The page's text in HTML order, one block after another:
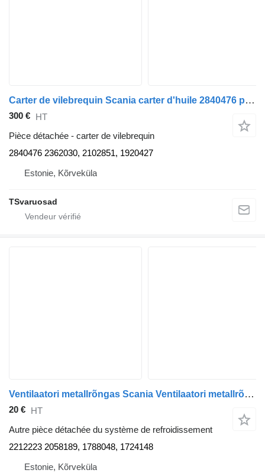
Carter de vilebrequin Scania carter d'huile 2840476 pour tracteur routier Scania G450
300 € HT
Pièce détachée - carter de vilebrequin
2840476 2362030, 2102851, 1920427
Estonie, Kõrveküla
TSvaruosad
Ventilaatori metallrõngas Scania Ventilaatori metallrõngas 2212223 pour tracteur routier Scania G450
20 € HT
Autre pièce détachée du système de refroidissement
2212223 2058189, 1788048, 1724148
Estonie, Kõrveküla